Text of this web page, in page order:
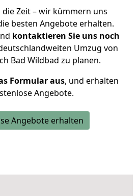
die Zeit – wir kümmern uns
besten Angebote erhalten.
kontaktieren Sie uns noch
Umzug von
Bad Wildbad zu planen.
Formular aus, und erhalten
Angebote.
Angebote erhalten